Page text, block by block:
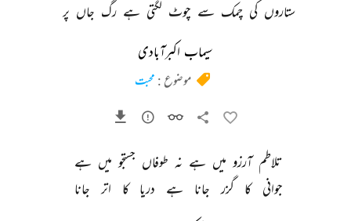
ستاروں کی چمک سے چوٹ لگتی ہے رگ جاں پر
سیماب اکبرآبادی
موضوع : محبت
تلاطم آرزو میں ہے نہ طوفاں جستجو میں ہے
جوانی
کا گزر جانا ہے دریا کا اتر جانا